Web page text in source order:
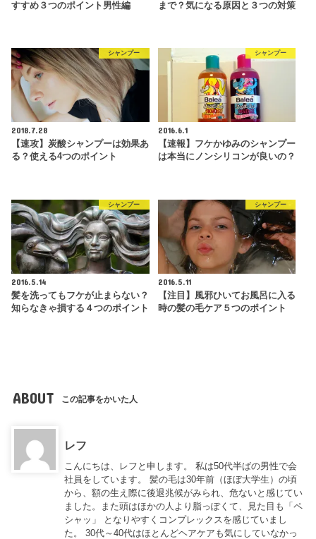
すすめ３つのポイント男性編
まで？気になる原因と３つの対策
シャンプー
2018.7.28
【速攻】炭酸シャンプーは効果あ
る？使える4つのポイント
シャンプー
2016.6.1
【速報】フケかゆみのシャンプー
は本当にノンシリコンが良いの？
シャンプー
2016.5.14
髪を洗ってもフケが止まらない？
知らなきゃ損する４つのポイント
シャンプー
2016.5.11
【注目】風邪ひいてお風呂に入る
時の髪の毛ケア５つのポイント
ABOUT この記事をかいた人
レフ
こんにちは、レフと申します。 私は50代半ばの男性で会
社員をしています。 髪の毛は30年前（ほぼ大学生）の頃
から、額の生え際に後退兆候がみられ、危ないと感じてい
ました。また頭はほかの人より脂っぽくて、見た目も「ペ
シャッ」 となりやすくコンプレックスを感じていまし
た。 30代～40代はほとんどヘアケアも気にしていなかっ